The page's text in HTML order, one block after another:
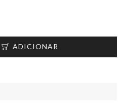
ADICIONAR